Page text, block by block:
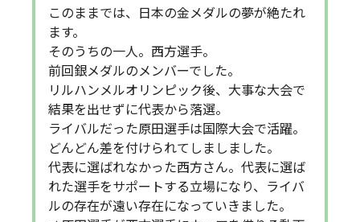
このままでは、日本の金メダルの夢が絶たれ
ます。
そのうちの一人。西方選手。
前回銀メダルのメンバーでした。
リルハンメルオリンピック後、大事な大会で
結果を出せずに代表から落選。
ライバルだった原田選手は国際大会で活躍。
どんどん差を付けられてしましました。
代表に選ばれなかった西方さん。代表に選ば
れた選手をサポートする立場になり、ライバ
ルの存在が遠い存在になっていきました。